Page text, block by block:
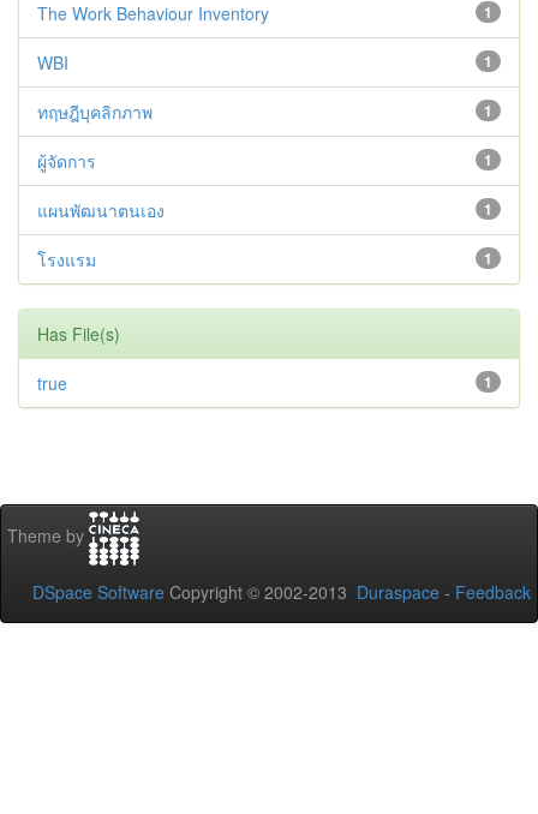
1
The Work Behaviour Inventory
1
WBI
1
ทฤษฎีบุคลิกภาพ
1
ผู้จัดการ
1
แผนพัฒนาตนเอง
1
โรงแรม
Has File(s)
1
true
Theme by
DSpace Software Copyright © 2002-2013 Duraspace - Feedback